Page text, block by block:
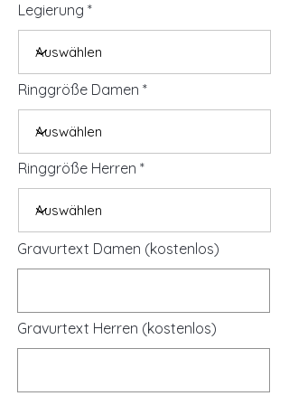
Legierung
Ringgröße Damen
Ringgröße Herren
Gravurtext Damen (kostenlos)
Gravurtext Herren (kostenlos)